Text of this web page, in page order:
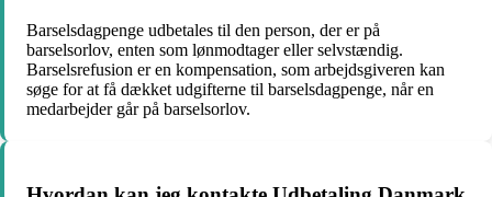
Barselsdagpenge udbetales til den person, der er på
barselsorlov, enten som lønmodtager eller selvstændig.
Barselsrefusion er en kompensation, som arbejdsgiveren kan
søge for at få dækket udgifterne til barselsdagpenge, når en
medarbejder går på barselsorlov.